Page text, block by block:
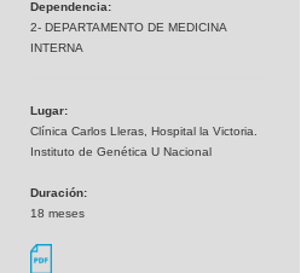
Dependencia:
2- DEPARTAMENTO DE MEDICINA
INTERNA
Lugar:
Clínica Carlos Lleras, Hospital la Victoria.
Instituto de Genética U Nacional
Duración:
18 meses